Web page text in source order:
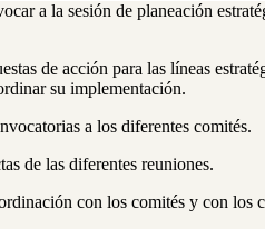
a la sesión de planeación
de acción para las líneas
su implementación.
a los diferentes comités.
de las diferentes reuniones.
con los comités y con los